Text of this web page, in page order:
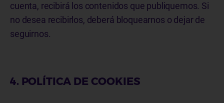
cuenta, recibirá los contenidos que publiquemos. Si
no desea recibirlos, deberá bloquearnos o dejar de
seguirnos.
4. POLÍTICA DE COOKIES